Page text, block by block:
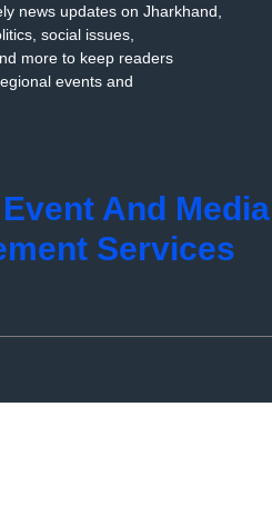
news updates on Jharkhand,
social issues,
more to keep readers
events and
And Media
Services